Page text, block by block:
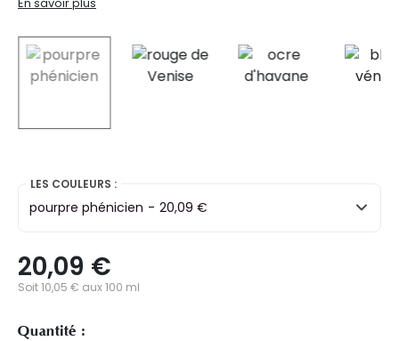
selected
LES COULEURS :
pourpre phénicien - 20,09 €
20,09 €
Soit 10,05 € aux 100 ml
Quantité :